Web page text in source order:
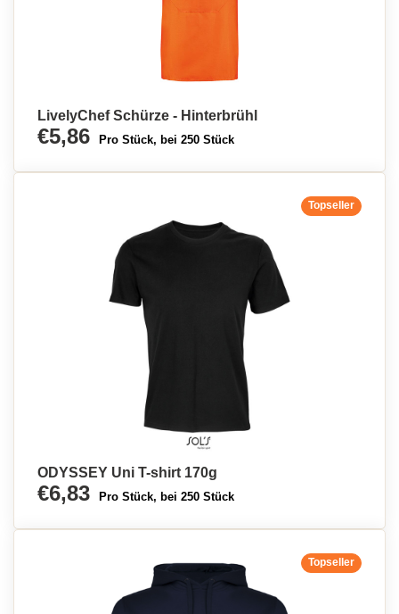
LivelyChef Schürze - Hinterbrühl
€5,86 Pro Stück, bei 250 Stück
Topseller
ODYSSEY Uni T-shirt 170g
€6,83 Pro Stück, bei 250 Stück
Topseller